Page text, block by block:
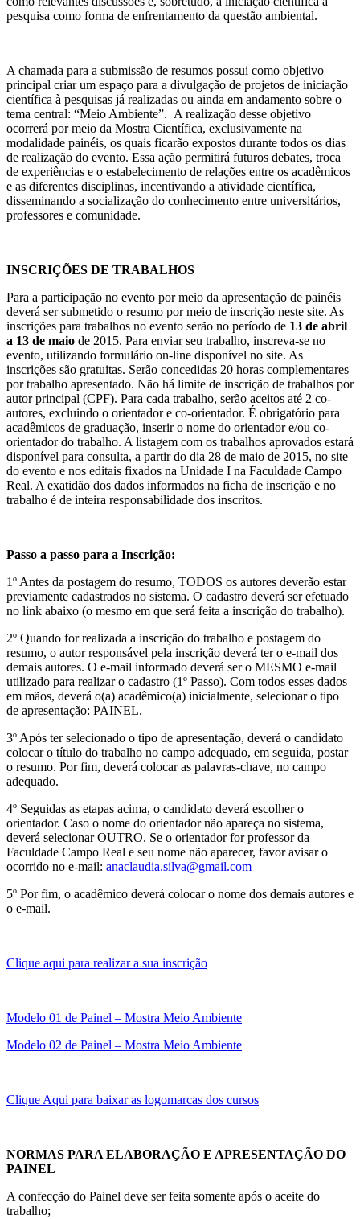
pesquisa como forma de enfrentamento da questão ambiental.
A chamada para a submissão de resumos possui como objetivo
principal criar um espaço para a divulgação de projetos de iniciação
científica à pesquisas já realizadas ou ainda em andamento sobre o
tema central: “Meio Ambiente”. A realização desse objetivo
ocorrerá por meio da Mostra Científica, exclusivamente na
modalidade painéis, os quais ficarão expostos durante todos os dias
de realização do evento. Essa ação permitirá futuros debates, troca
de experiências e o estabelecimento de relações entre os acadêmicos
e as diferentes disciplinas, incentivando a atividade científica,
disseminando a socialização do conhecimento entre universitários,
professores e comunidade.
INSCRIÇÕES DE TRABALHOS
Para a participação no evento por meio da apresentação de painéis
deverá ser submetido o resumo por meio de inscrição neste site. As
inscrições para trabalhos no evento serão no período de 13 de abril
a 13 de maio de 2015. Para enviar seu trabalho, inscreva-se no
evento, utilizando formulário on-line disponível no site. As
inscrições são gratuitas. Serão concedidas 20 horas complementares
por trabalho apresentado. Não há limite de inscrição de trabalhos por
autor principal (CPF). Para cada trabalho, serão aceitos até 2 co-
autores, excluindo o orientador e co-orientador. É obrigatório para
acadêmicos de graduação, inserir o nome do orientador e/ou co-
orientador do trabalho. A listagem com os trabalhos aprovados estará
disponível para consulta, a partir do dia 28 de maio de 2015, no site
do evento e nos editais fixados na Unidade I na Faculdade Campo
Real. A exatidão dos dados informados na ficha de inscrição e no
trabalho é de inteira responsabilidade dos inscritos.
Passo a passo para a Inscrição:
1º Antes da postagem do resumo, TODOS os autores deverão estar
previamente cadastrados no sistema. O cadastro deverá ser efetuado
no link abaixo (o mesmo em que será feita a inscrição do trabalho).
2º Quando for realizada a inscrição do trabalho e postagem do
resumo, o autor responsável pela inscrição deverá ter o e-mail dos
demais autores. O e-mail informado deverá ser o MESMO e-mail
utilizado para realizar o cadastro (1º Passo). Com todos esses dados
em mãos, deverá o(a) acadêmico(a) inicialmente, selecionar o tipo
de apresentação: PAINEL.
3º Após ter selecionado o tipo de apresentação, deverá o candidato
colocar o título do trabalho no campo adequado, em seguida, postar
o resumo. Por fim, deverá colocar as palavras-chave, no campo
adequado.
4º Seguidas as etapas acima, o candidato deverá escolher o
orientador. Caso o nome do orientador não apareça no sistema,
deverá selecionar OUTRO. Se o orientador for professor da
Faculdade Campo Real e seu nome não aparecer, favor avisar o
ocorrido no e-mail: anaclaudia.silva@gmail.com
5º Por fim, o acadêmico deverá colocar o nome dos demais autores e
o e-mail.
Clique aqui para realizar a sua inscrição
Modelo 01 de Painel – Mostra Meio Ambiente
Modelo 02 de Painel – Mostra Meio Ambiente
Clique Aqui para baixar as logomarcas dos cursos
NORMAS PARA ELABORAÇÃO E APRESENTAÇÃO DO
PAINEL
A confecção do Painel deve ser feita somente após o aceite do
trabalho;